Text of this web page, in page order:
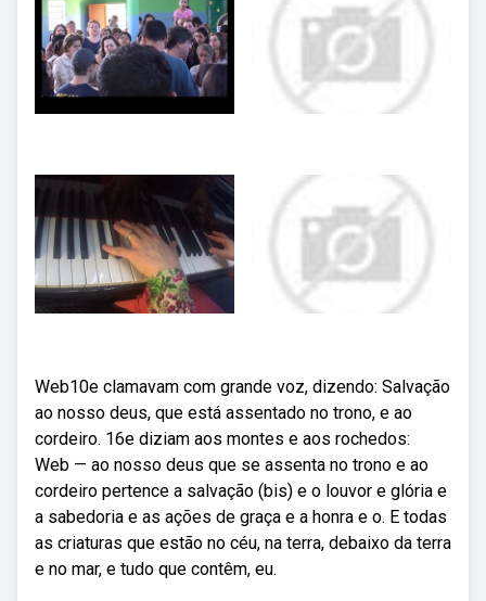
Web10e clamavam com grande voz, dizendo: Salvação
ao nosso deus, que está assentado no trono, e ao
cordeiro. 16e diziam aos montes e aos rochedos:
Web — ao nosso deus que se assenta no trono e ao
cordeiro pertence a salvação (bis) e o louvor e glória e
a sabedoria e as ações de graça e a honra e o. E todas
as criaturas que estão no céu, na terra, debaixo da terra
e no mar, e tudo que contêm, eu.